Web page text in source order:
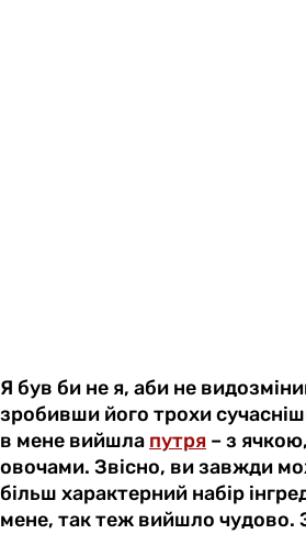
Я був би не я, аби не
зробивши його трохи
в мене вийшла путря – з
овочами. Звісно, ви завжди
більш характерний набір
мене, так теж вийшло чудово.